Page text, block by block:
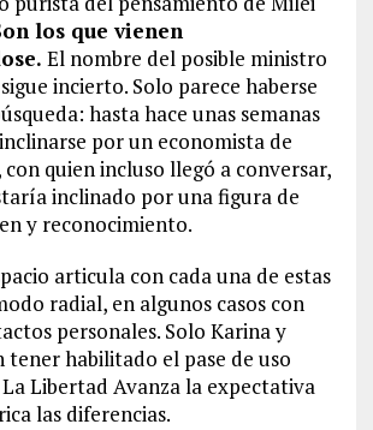
los que vienen
El nombre del posible ministro
incierto. Solo parece haberse
hasta hace unas semanas
por un economista de
quien incluso llegó a conversar,
inclinado por una figura de
y reconocimiento.
articula con cada una de estas
radial, en algunos casos con
personales. Solo Karina y
tener habilitado el pase de uso
Libertad Avanza la expectativa
las diferencias.